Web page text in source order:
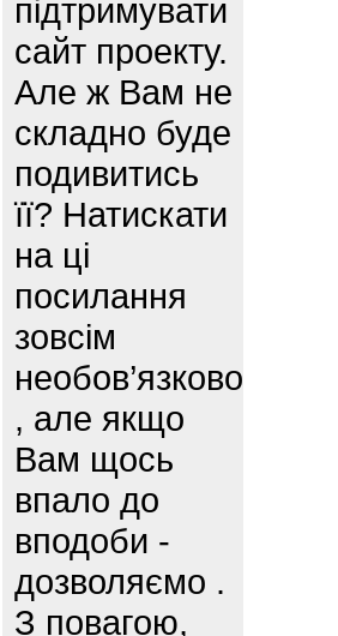
підтримувати
сайт проекту.
Але ж Вам не
складно буде
подивитись
її? Натискати
на ці
посилання
зовсім
необов’язково
, але якщо
Вам щось
впало до
вподоби -
дозволяємо .
З повагою,